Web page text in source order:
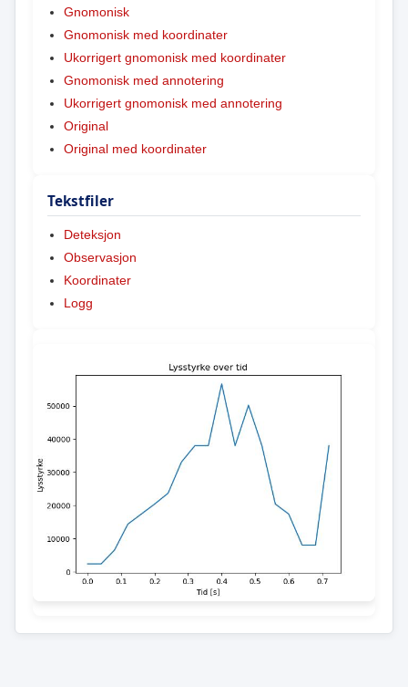
Gnomonisk
Gnomonisk med koordinater
Ukorrigert gnomonisk med koordinater
Gnomonisk med annotering
Ukorrigert gnomonisk med annotering
Original
Original med koordinater
Tekstfiler
Deteksjon
Observasjon
Koordinater
Logg